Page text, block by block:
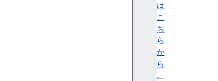
は
こ
ち
ら
か
ら
。